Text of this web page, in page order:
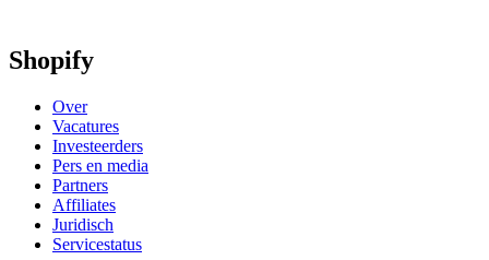
Shopify
Over
Vacatures
Investeerders
Pers en media
Partners
Affiliates
Juridisch
Servicestatus